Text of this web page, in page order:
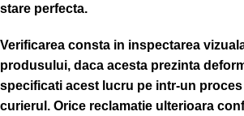
stare perfecta.
Verificarea consta in inspectarea
produsului, daca acesta prezinta
specificati acest lucru pe intr-un
curierul. Orice reclamatie ulterioara